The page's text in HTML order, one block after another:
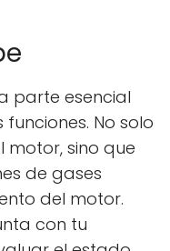
parte esencial
No solo
sino que
de gases
del motor.
con tu